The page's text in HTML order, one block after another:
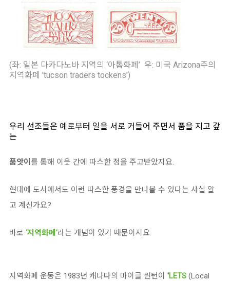
(좌: 일본 다카다노바 지역의 ‘아톰화폐’ 우: 미국 Arizona주의
지역화폐 'tucson traders tockens')
우리 선조들은 예로부터 일을 서로 거들어 주면서 품을 지고 갚
는
품앗이 를 통해 이웃 간에 따스한 정을 주고받았지요.
현대에 도시에서도 이런 따스한 풍경을 만나볼 수 있다는 사실 알
고 계신가요?
바로 ‘지역화폐’라는 개념이 있기 때문이지요.
지역화폐 운동은 1983년 캐나다의 마이클 린턴이 'LETS (Local